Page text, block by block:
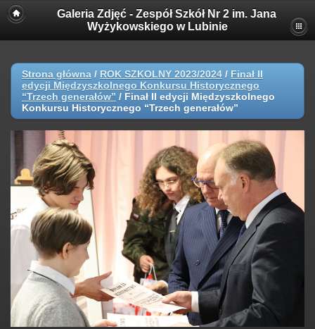
Galeria Zdjęć - Zespół Szkół Nr 2 im. Jana
Wyżykowskiego w Lubinie
Strona główna / ROK SZKOLNY 2023/2024 / Finał II
edycji Międzyszkolnego Konkursu Historycznego
“Trzech generałów” / Finał II edycji Międzyszkolnego
Konkursu Historycznego “Trzech generałów”